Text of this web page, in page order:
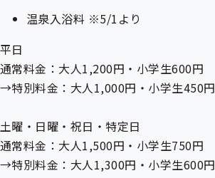
温泉入浴料 ※5/1より
平日
通常料金：大人1,200円・小学生600円
→特別料金：大人1,000円・小学生450円
土曜・日曜・祝日・特定日
通常料金：大人1,500円・小学生750円
→特別料金：大人1,300円・小学生600円